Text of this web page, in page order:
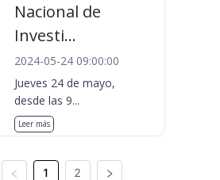
Nacional de
Investi...
2024-05-24 09:00:00
Jueves 24 de mayo,
desde las 9...
Leer más
1 2